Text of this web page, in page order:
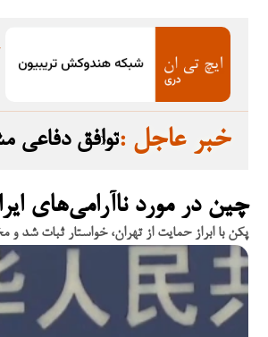
توافق دفاعی : خبر عاجل
چین در مورد ناآرامی‌های
پکن با ابراز حمایت از تهران، خواستار ثبات شد